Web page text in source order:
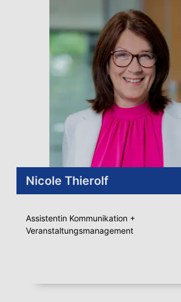
Nicole Thierolf
Assistentin Kommunikation +
Veranstaltungsmanagement